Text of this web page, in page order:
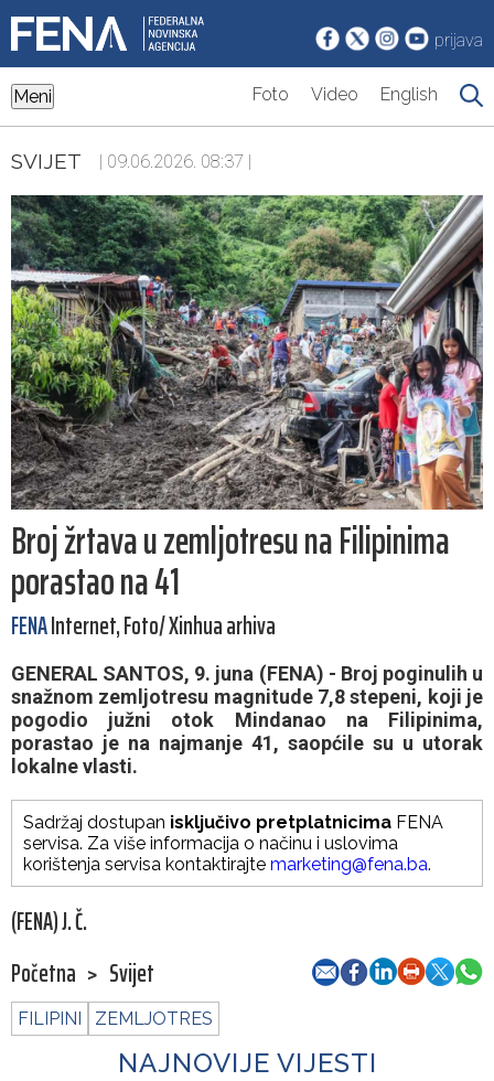
prijava
Meni Foto Video English
SVIJET | 09.06.2026. 08:37 |
Broj žrtava u zemljotresu na Filipinima
porastao na 41
FENAInternet, Foto/ Xinhua arhiva
GENERAL SANTOS, 9. juna (FENA) - Broj poginulih u
snažnom zemljotresu magnitude 7,8 stepeni, koji je
pogodio južni otok Mindanao na Filipinima,
porastao je na najmanje 41, saopćile su u utorak
lokalne vlasti.
Sadržaj dostupan isključivo pretplatnicima FENA
servisa. Za više informacija o načinu i uslovima
korištenja servisa kontaktirajte marketing@fena.ba.
(FENA) J. Č.
Početna > Svijet
FILIPINI ZEMLJOTRES
NAJNOVIJE VIJESTI